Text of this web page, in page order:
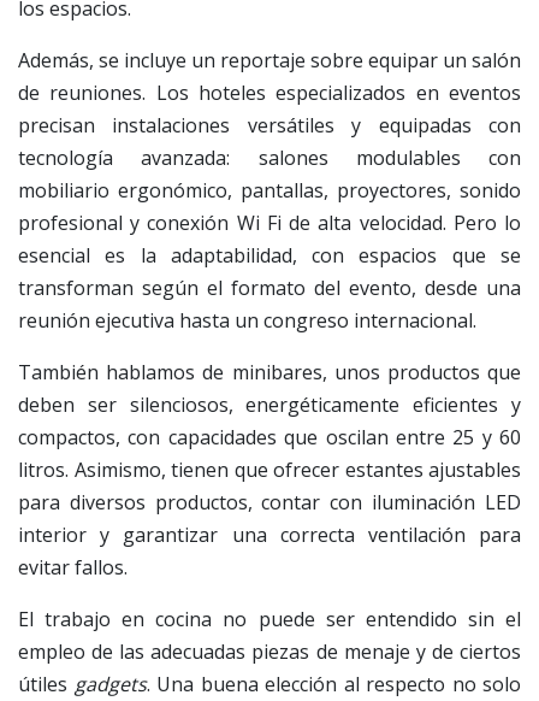
los espacios.
Además, se incluye un reportaje sobre equipar un salón
de reuniones. Los hoteles especializados en eventos
precisan instalaciones versátiles y equipadas con
tecnología avanzada: salones modulables con
mobiliario ergonómico, pantallas, proyectores, sonido
profesional y conexión Wi Fi de alta velocidad. Pero lo
esencial es la adaptabilidad, con espacios que se
transforman según el formato del evento, desde una
reunión ejecutiva hasta un congreso internacional.
También hablamos de minibares, unos productos que
deben ser silenciosos, energéticamente eficientes y
compactos, con capacidades que oscilan entre 25 y 60
litros. Asimismo, tienen que ofrecer estantes ajustables
para diversos productos, contar con iluminación LED
interior y garantizar una correcta ventilación para
evitar fallos.
El trabajo en cocina no puede ser entendido sin el
empleo de las adecuadas piezas de menaje y de ciertos
útiles gadgets. Una buena elección al respecto no solo